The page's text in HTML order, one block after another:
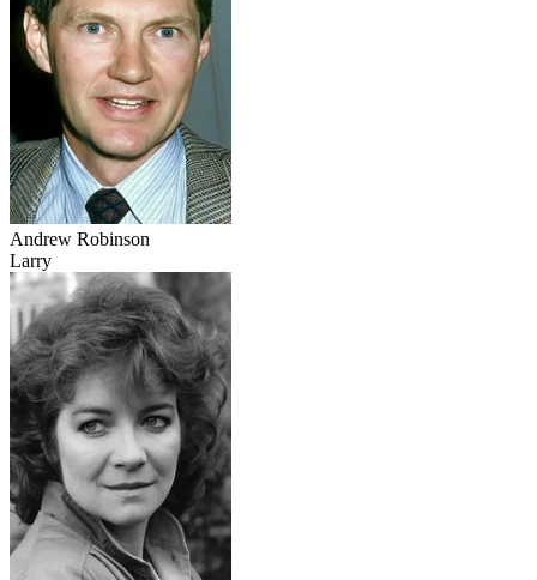
Andrew Robinson
Larry